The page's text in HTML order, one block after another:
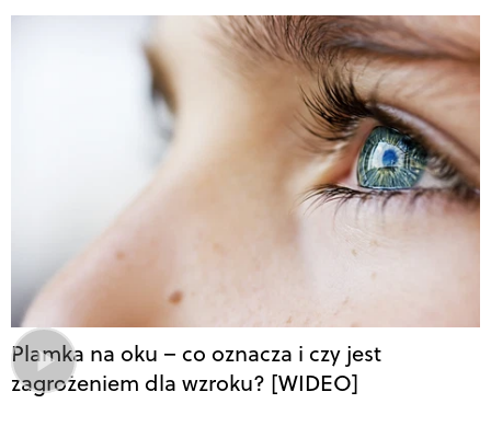
Plamka na oku – co oznacza i czy jest
zagrożeniem dla wzroku? [WIDEO]